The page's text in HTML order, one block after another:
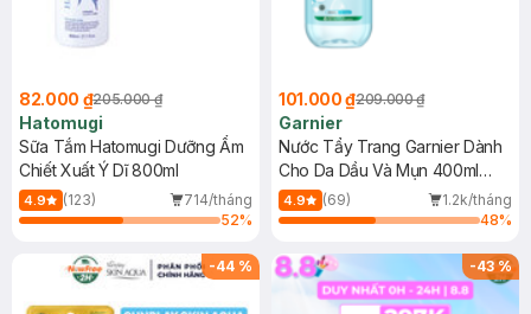
82.000 ₫205.000 ₫
Hatomugi
Sữa Tắm Hatomugi Dưỡng Ẩm
Chiết Xuất Ý Dĩ 800ml
4.9 (123)
714/tháng
52%
101.000 ₫209.000 ₫
Garnier
Nước Tẩy Trang Garnier Dành
Cho Da Dầu Và Mụn 400ml
(Mới)
4.9 (69)
1.2k/tháng
48%
-44 % -43%